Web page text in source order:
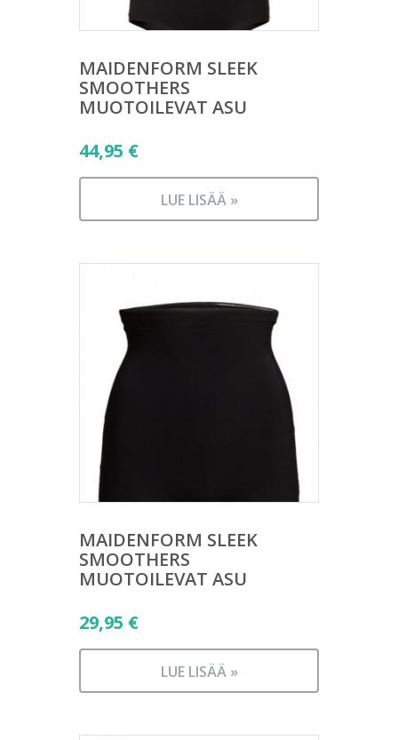
MAIDENFORM SLEEK
SMOOTHERS
MUOTOILEVAT ASU
44,95 €
LUE LISÄÄ »
MAIDENFORM SLEEK
SMOOTHERS
MUOTOILEVAT ASU
29,95 €
LUE LISÄÄ »